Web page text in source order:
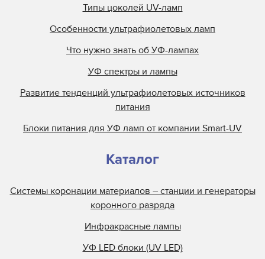
Типы цоколей UV-ламп
Особенности ультрафиолетовых ламп
Что нужно знать об УФ-лампах
УФ спектры и лампы
Развитие тенденций ультрафиолетовых источников
питания
Блоки питания для УФ ламп от компании Smart-UV
Каталог
Системы коронации материалов – станции и генераторы
коронного разряда
Инфракрасные лампы
УФ LED блоки (UV LED)